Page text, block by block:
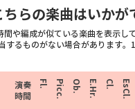
ちらの楽曲はいかが
間や編成が似ている楽曲を表示し
するものがない場合があります。
演奏
時間
Fl. Picc. Ob. E.Hr. Cl. EsCl.